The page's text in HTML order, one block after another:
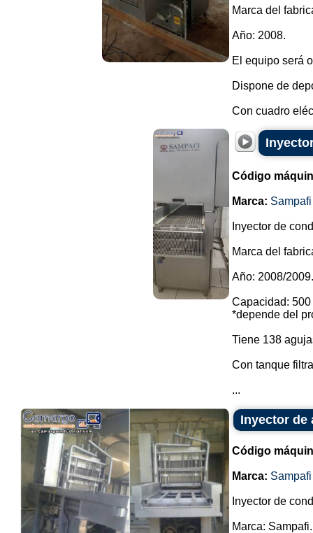
Marca del
Año: 2008.
El equipo será
Dispone de
Con cuadro
Código
Marca: Sampafi
Inyector de
Marca del
Año: 2008/2009.
Capacidad:
*depende del
Tiene 138
Con tanque
...
Inyector de
Código
Marca: Sampafi
Inyector de
Marca: Sampafi.